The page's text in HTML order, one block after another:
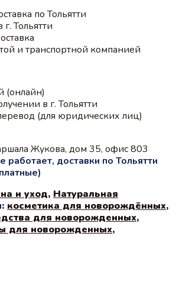
по Тольятти
Тольятти
и транспортной компанией
(онлайн)
в г. Тольятти
(для юридических лиц)
Жукова, дом 35, офис 803
работает, доставки по Тольятти
и уход, Натуральная
косметика для новорождённых,
для новорожденных,
для новорожденных,